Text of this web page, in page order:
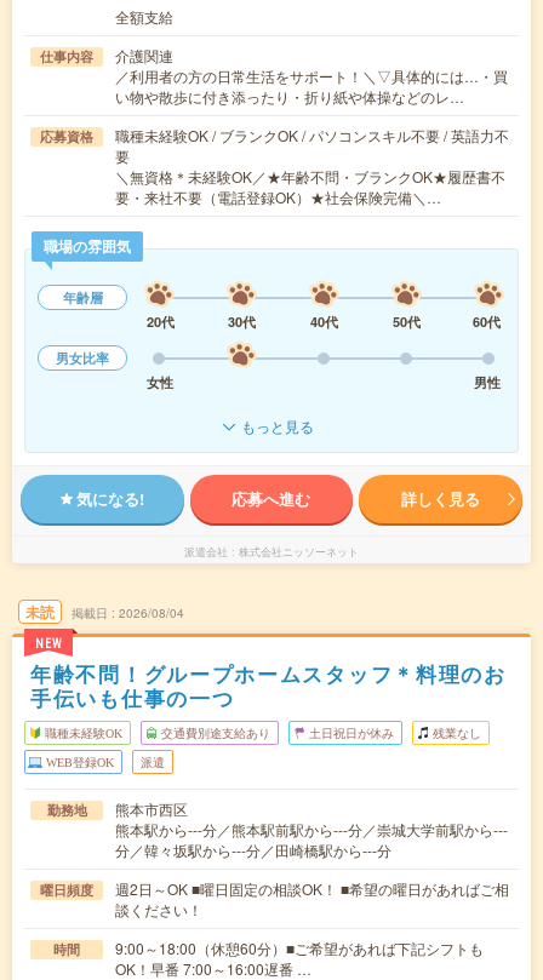
全額支給
仕事内容
介護関連
／利用者の方の日常生活をサポート！＼▽具体的には…・買
い物や散歩に付き添ったり・折り紙や体操などのレ…
応募資格
職種未経験OK / ブランクOK / パソコンスキル不要 / 英語力不
要
＼無資格＊未経験OK／★年齢不問・ブランクOK★履歴書不
要・来社不要（電話登録OK）★社会保険完備＼…
職場の雰囲気
年齢層
20代
30代 40代 50代
60代
男女比率
女性
男性
もっと見る
気になる! 応募へ進む 詳しく見る
派遣会社 株式会社ニッソーネット
未読
NEW
掲載日 2026/08/04
年齢不問！グループホームスタッフ＊料理のお
手伝いも仕事の一つ
職種未経験OK 交通費別途支給あり 土日祝日が休み 残業なし
WEB登録OK 派遣
勤務地
熊本市西区
熊本駅から---分／熊本駅前駅から---分／崇城大学前駅から---
分／韓々坂駅から---分／田崎橋駅から---分
曜日頻度
週2日～OK ■曜日固定の相談OK！ ■希望の曜日があればご相
談ください！
時間
9:00～18:00（休憩60分）■ご希望があれば下記シフトも
OK！早番 7:00～16:00遅番 …